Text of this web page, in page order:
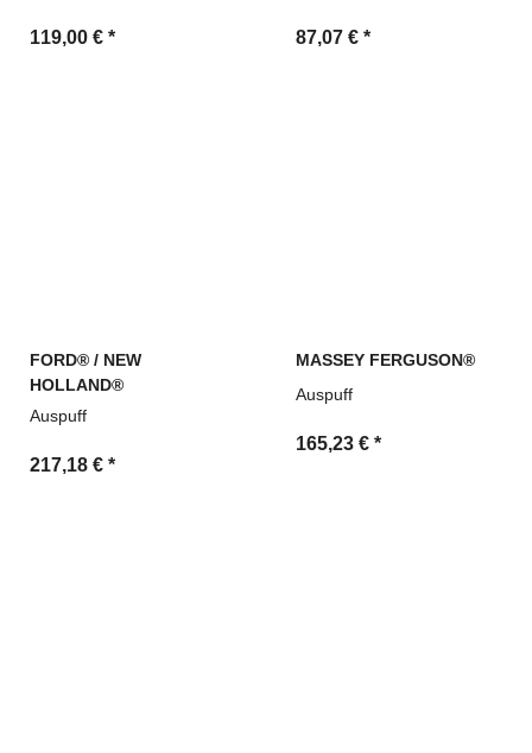
119,00 € * 87,07 € *
FORD® / NEW
HOLLAND®
Auspuff
217,18 € *
MASSEY FERGUSON®
Auspuff
165,23 € *